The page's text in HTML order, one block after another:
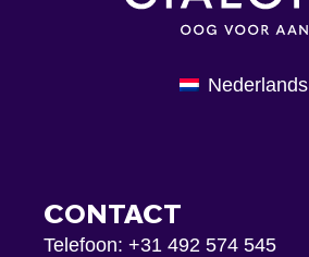
Nederlands
CONTACT
Telefoon: +31 492 574 545